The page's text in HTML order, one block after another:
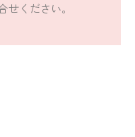
せください。